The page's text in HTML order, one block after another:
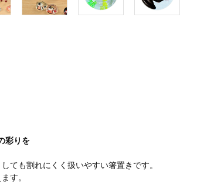
彩りを
ても割れにくく扱いやすい箸置きです。
す。